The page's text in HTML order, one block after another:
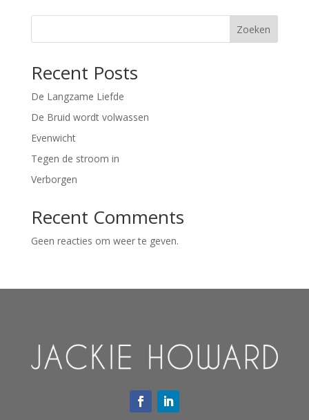
Zoeken
Recent Posts
De Langzame Liefde
De Bruid wordt volwassen
Evenwicht
Tegen de stroom in
Verborgen
Recent Comments
Geen reacties om weer te geven.